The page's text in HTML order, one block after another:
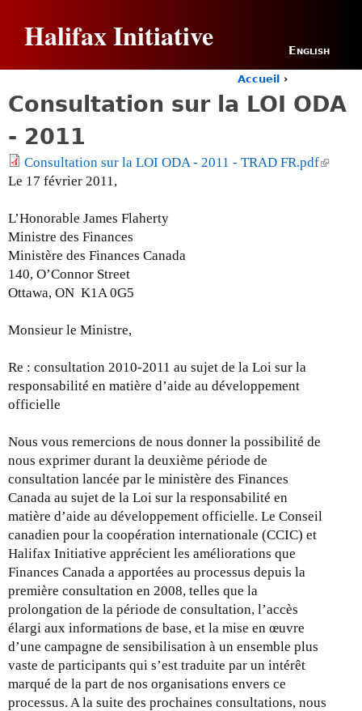
Halifax Initiative English
o
a
r
e
h
r
e
Accueil ›
Consultation sur la LOI ODA
- 2011
Consultation sur la LOI ODA - 2011 - TRAD FR.pdf(
)
Le 17 février 2011,
L’Honorable James Flaherty
Ministre des Finances
Ministère des Finances Canada
140, O’Connor Street
Ottawa, ON K1A 0G5
Monsieur le Ministre,
Re : consultation 2010-2011 au sujet de la Loi sur la
responsabilité en matière d’aide au développement
officielle
Nous vous remercions de nous donner la possibilité de
nous exprimer durant la deuxième période de
consultation lancée par le ministère des Finances
Canada au sujet de la Loi sur la responsabilité en
matière d’aide au développement officielle. Le Conseil
canadien pour la coopération internationale (CCIC) et
Halifax Initiative apprécient les améliorations que
Finances Canada a apportées au processus depuis la
première consultation en 2008, telles que la
prolongation de la période de consultation, l’accès
élargi aux informations de base, et la mise en œuvre
d’une campagne de sensibilisation à un ensemble plus
vaste de participants qui s’est traduite par un intérêt
marqué de la part de nos organisations envers ce
processus. A la suite des prochaines consultations, nous